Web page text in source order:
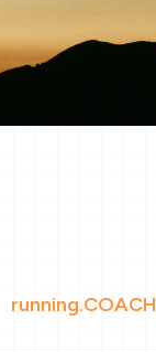
running.COACH